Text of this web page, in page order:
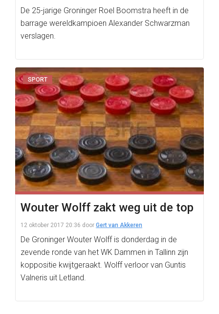
De 25-jarige Groninger Roel Boomstra heeft in de
barrage wereldkampioen Alexander Schwarzman
verslagen.
SPORT
Wouter Wolff zakt weg uit de top
12 oktober 2017 20:36 door Gert van Akkeren
De Groninger Wouter Wolff is donderdag in de
zevende ronde van het WK Dammen in Tallinn zijn
koppositie kwijtgeraakt. Wolff verloor van Guntis
Valneris uit Letland.